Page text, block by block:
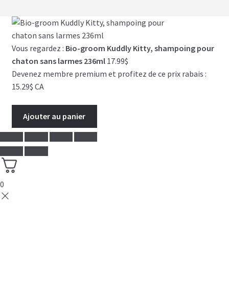
Vous regardez : Bio-groom Kuddly Kitty, shampoing pour
chaton sans larmes 236ml 17.99$
Devenez membre premium et profitez de ce prix rabais :
15.29$ CA
Ajouter au panier
0